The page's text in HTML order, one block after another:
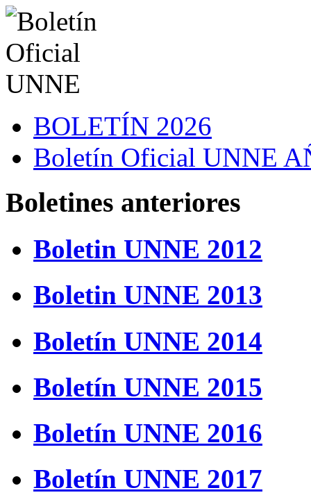
BOLETÍN 2026
Boletín Oficial UNNE
Boletines anteriores
Boletin UNNE 2012
Boletin UNNE 2013
Boletín UNNE 2014
Boletín UNNE 2015
Boletín UNNE 2016
Boletín UNNE 2017